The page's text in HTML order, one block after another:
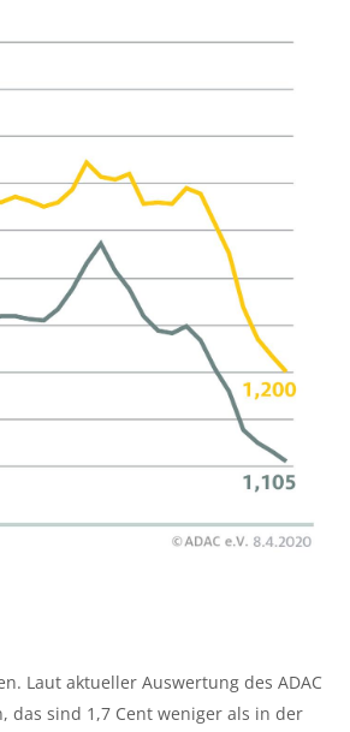
Laut aktueller Auswertung des ADAC
das sind 1,7 Cent weniger als in der